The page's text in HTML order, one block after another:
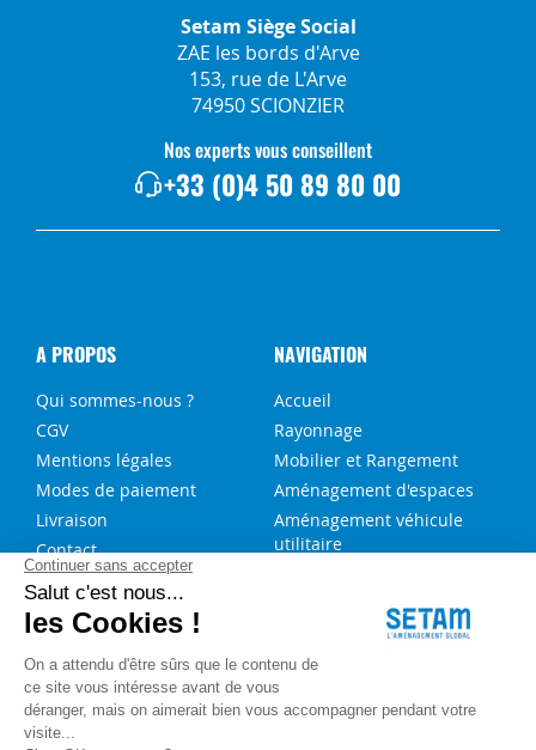
Setam Siège Social
ZAE les bords d'Arve
153, rue de L'Arve
74950 SCIONZIER
Nos experts vous conseillent
+33 (0)4 50 89 80 00
A PROPOS
Qui sommes-nous ?
CGV
Mentions légales
Modes de paiement
Livraison
Contact
NAVIGATION
Accueil
Rayonnage
Mobilier et Rangement
Aménagement d'espaces
Aménagement véhicule
utilitaire
NOS SERVICES
FAQ
Blog
Aide au choix rayonnage